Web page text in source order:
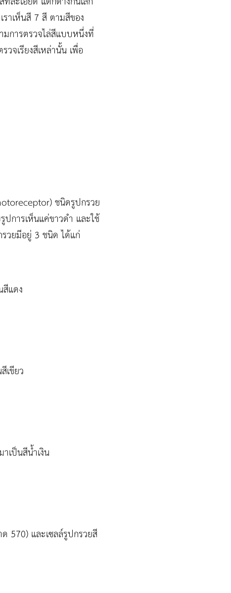
าเห็นสี 7 สี ตามสีของ
มการตรวจไล่สีแบบหนึ่งที่
จเรียงสีเหล่านั้น เพื่อ
ชนิดรูปกรวย
ปการเห็นแค่ขาวดำ และใช้
รวยมีอยู่ 3 ชนิด ได้แก่
แดง
เขียว
เป็นสีน้ำเงิน
570) และเซลล์รูปกรวยสี